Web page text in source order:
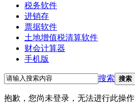
税务软件
进销存
票据软件
土地增值税清算软件
财会计算器
手机版
搜索 搜索
抱歉，您尚未登录，无法进行此操作